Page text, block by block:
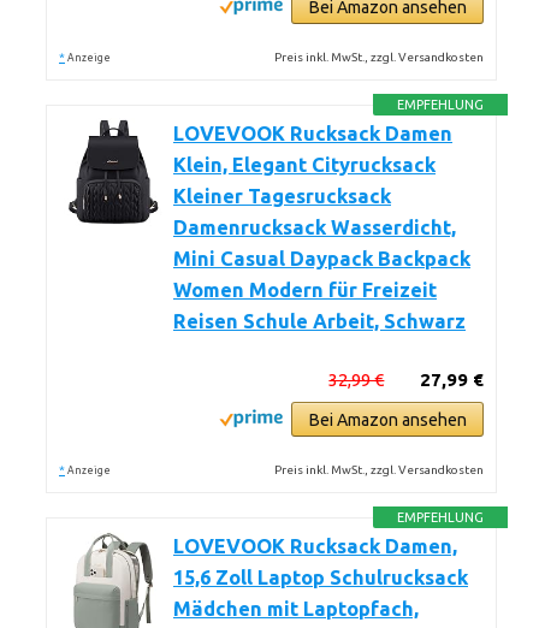
Bei Amazon ansehen
* Anzeige Preis inkl. MwSt., zzgl. Versandkosten
EMPFEHLUNG
LOVEVOOK Rucksack Damen
Klein, Elegant Cityrucksack
Kleiner Tagesrucksack
Damenrucksack Wasserdicht,
Mini Casual Daypack Backpack
Women Modern für Freizeit
Reisen Schule Arbeit, Schwarz
27,99 €
32,99 €
Bei Amazon ansehen
* Anzeige Preis inkl. MwSt., zzgl. Versandkosten
EMPFEHLUNG
LOVEVOOK Rucksack Damen,
15,6 Zoll Laptop Schulrucksack
Mädchen mit Laptopfach,